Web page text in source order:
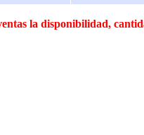
la disponibilidad,